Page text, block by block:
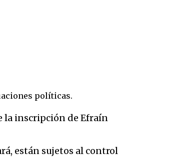
políticas.
la inscripción de Efraín
están sujetos al control